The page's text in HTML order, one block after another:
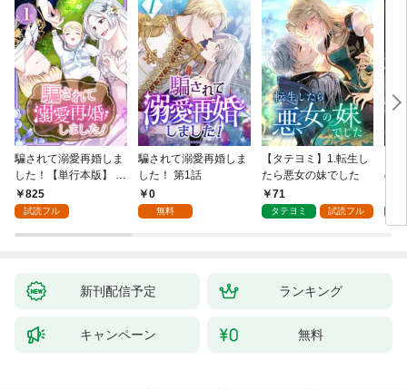
騙されて溺愛再婚しま
した！【単行本版】 1
巻825
試読フル
騙されて溺愛再婚しま
した！ 第1話
0
無料
【タテヨミ】1.転生し
たら悪女の妹でした
71
タテヨミ 試読フル
の
新刊配信予定 ランキング
キャンペーン 無料